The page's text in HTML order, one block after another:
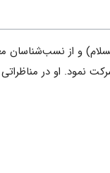
و از
نمود. او در مناظراتی